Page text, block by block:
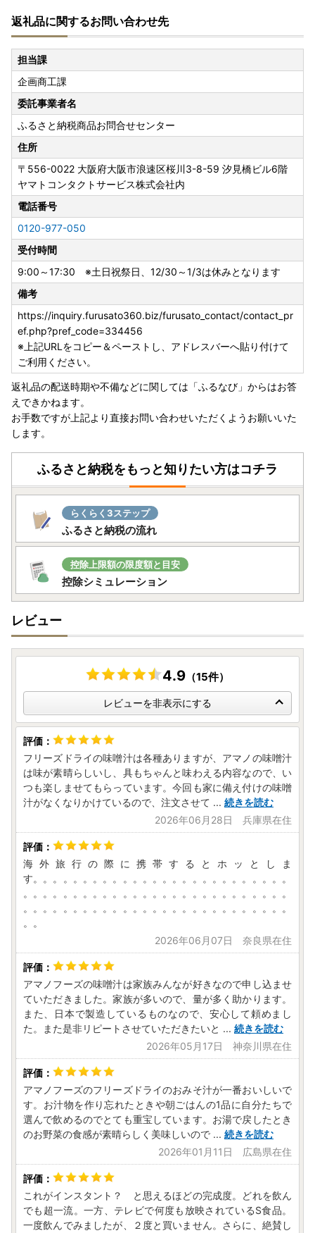
返礼品に関するお問い合わせ先
担当課
企画商工課
委託事業者名
ふるさと納税商品お問合せセンター
住所
〒556-0022 大阪府大阪市浪速区桜川3-8-59 汐見橋ビル6階
ヤマトコンタクトサービス株式会社内
電話番号
0120-977-050
受付時間
9:00～17:30 ※土日祝祭日、12/30～1/3は休みとなります
備考
https://inquiry.furusato360.biz/furusato_contact/contact_pr
ef.php?pref_code=334456
※上記URLをコピー＆ペーストし、アドレスバーへ貼り付けて
ご利用ください。
返礼品の配送時期や不備などに関しては「ふるなび」からはお答
えできかねます。
お手数ですが上記より直接お問い合わせいただくようお願いいた
します。
ふるさと納税をもっと知りたい方はコチラ
らくらく3ステップ
ふるさと納税の流れ
控除上限額の限度額と目安
控除シミュレーション
レビュー
4.9 （15件）
レビューを非表示にする
フリーズドライの味噌汁は各種ありますが、アマノの味噌汁
は味が素晴らしいし、具もちゃんと味わえる内容なので、い
つも楽しませてもらっています。今回も家に備え付けの味噌
汁がなくなりかけているので、注文させて ... 続きを読む
2026年06月28日 兵庫県在住
海外旅行の際に携帯するとホッとしま
す。。。。。。。。。。。。。。。。。。。。。。。。。。
。。。。。。。。。。。。。。。。。。。。。。。。。。。
。。。。。。。。。。。。。。。。。。。。。。。。。。。
。。
2026年06月07日 奈良県在住
アマノフーズの味噌汁は家族みんなが好きなので申し込ませ
ていただきました。家族が多いので、量が多く助かります。
また、日本で製造しているものなので、安心して頼めまし
た。また是非リピートさせていただきたいと ... 続きを読む
2026年05月17日 神奈川県在住
アマノフーズのフリーズドライのおみそ汁が一番おいしいで
す。お汁物を作り忘れたときや朝ごはんの1品に自分たちで
選んで飲めるのでとても重宝しています。お湯で戻したとき
のお野菜の食感が素晴らしく美味しいので ... 続きを読む
2026年01月11日 広島県在住
これがインスタント？ と思えるほどの完成度。どれを飲ん
でも超一流。一方、テレビで何度も放映されているS食品。
一度飲んでみましたが、２度と買いません。さらに、絶賛し